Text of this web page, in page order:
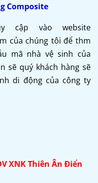
Composite
cập vào website
của chúng tôi để thm
mã nhà vệ sinh của
sẽ quý khách hàng sẽ
di động của công ty
XNK Thiên Ân Điển